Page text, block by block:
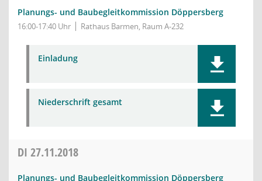
Planungs- und Baubegleitkommission Döppersberg
16:00-17:40 Uhr Rathaus Barmen, Raum A-232
Einladung
Niederschrift gesamt
DI 27.11.2018
Planungs- und Baubegleitkommission Döppersberg